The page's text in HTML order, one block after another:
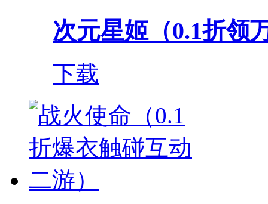
次元星姬（0.1折领
下载